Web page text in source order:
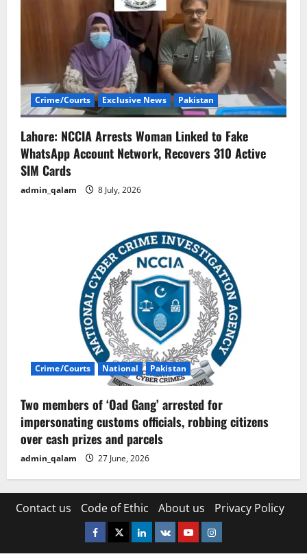
Crime/Courts Exclusive News Pakistan
Lahore: NCCIA Arrests Woman Linked to Fake
WhatsApp Account Network, Recovers 310 Active
SIM Cards
admin_qalam 8 July, 2026
Crime/Courts National Pakistan
Two members of ‘Oad Gang’ arrested for
impersonating customs officials, robbing citizens
over cash prizes and parcels
admin_qalam 27 June, 2026
Contact us Code of Ethic About us Privacy Policy
Facebook
TwitterLinkedin
VK YoutubeInstagram